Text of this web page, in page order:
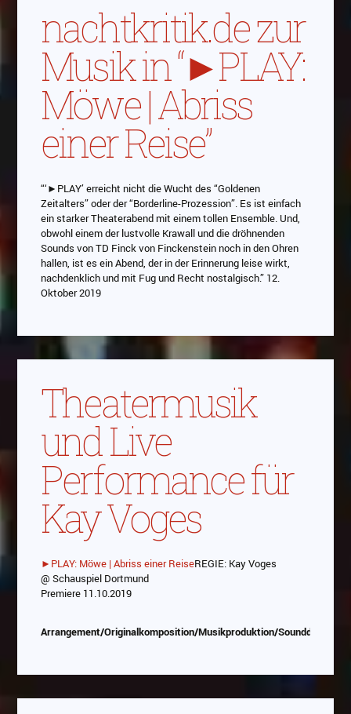
nachtkritik.de zur
Musik in “►PLAY:
Möwe | Abriss
einer Reise”
“‘►PLAY’ erreicht nicht die Wucht des “Goldenen
Zeitalters” oder der “Borderline-Prozession”. Es ist einfach
ein starker Theaterabend mit einem tollen Ensemble. Und,
obwohl einem der lustvolle Krawall und die dröhnenden
Sounds von TD Finck von Finckenstein noch in den Ohren
hallen, ist es ein Abend, der in der Erinnerung leise wirkt,
nachdenklich und mit Fug und Recht nostalgisch.” 12.
Oktober 2019
Theatermusik
und Live
Performance für
Kay Voges
Abspielen
abespielt. Es gilt dieDatenschutzerklärung von
►PLAY: Möwe | Abriss einer ReiseREGIE: Kay Voges
@ Schauspiel Dortmund
Premiere 11.10.2019
Arrangement/Originalkomposition/Musikproduktion/Sounddesign/